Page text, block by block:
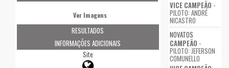
Ver Imagens
RESULTADOS
INFORMAÇÕES ADICIONAIS
Site
VICE CAMPEÃO -
PILOTO: ANDRÉ
NICASTRO
NOVATOS
CAMPEÃO -
PILOTO: JEFERSON
COMUNELLO